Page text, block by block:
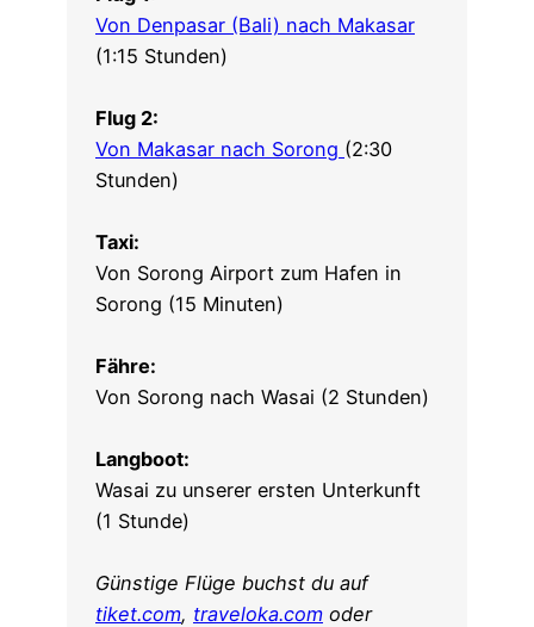
Von Denpasar (Bali) nach Makasar
(1:15 Stunden)
Flug 2:
Von Makasar nach Sorong (2:30
Stunden)
Taxi:
Von Sorong Airport zum Hafen in
Sorong (15 Minuten)
Fähre:
Von Sorong nach Wasai (2 Stunden)
Langboot:
Wasai zu unserer ersten Unterkunft
(1 Stunde)
Günstige Flüge buchst du auf
tiket.com, traveloka.com oder